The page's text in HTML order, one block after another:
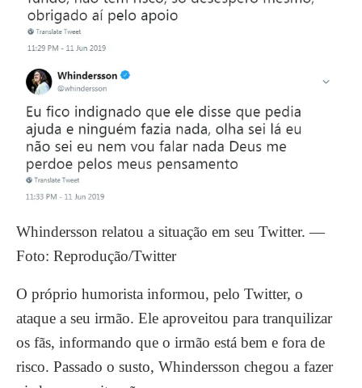
Whindersson relatou a situação em seu Twitter. —
Foto: Reprodução/Twitter
O próprio humorista informou, pelo Twitter, o
ataque a seu irmão. Ele aproveitou para tranquilizar
os fãs, informando que o irmão está bem e fora de
risco. Passado o susto, Whindersson chegou a fazer